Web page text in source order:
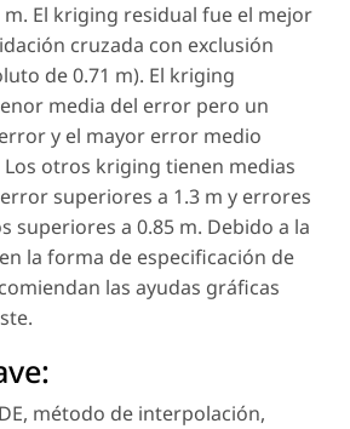
El kriging residual fue el mejor
cruzada con exclusión
de 0.71 m). El kriging
media del error pero un
y el mayor error medio
Los otros kriging tienen medias
superiores a 1.3 m y errores
superiores a 0.85 m. Debido a la
la forma de especificación de
las ayudas gráficas
, método de interpolación,